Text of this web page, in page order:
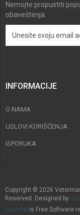
Nemojte propustiti
obaveštenja.
INFORMACIJE
O NAMA
USLOVI KORIŠĆENJA
ISPORUKA
Copyright © 2026
Reserved. Designed by
Joomla! is Free Software